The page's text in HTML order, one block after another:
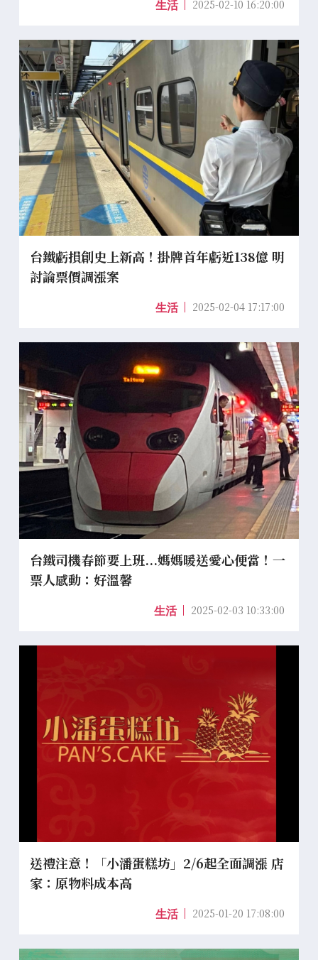
生活 2025-02-10 16:20:00
台鐵虧損創史上新高！掛牌首年虧近138億 明
討論票價調漲案
生活 2025-02-04 17:17:00
台鐵司機春節要上班...媽媽暖送愛心便當！一
票人感動：好溫馨
生活 2025-02-03 10:33:00
送禮注意！「小潘蛋糕坊」2/6起全面調漲 店
家：原物料成本高
生活 2025-01-20 17:08:00